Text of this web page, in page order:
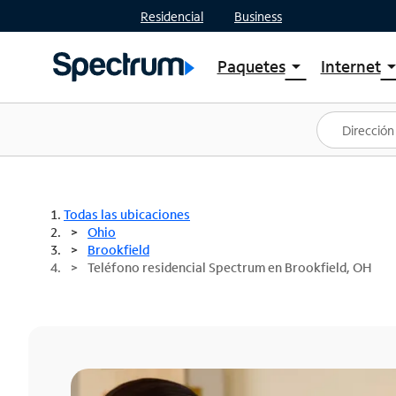
Residencial Business
Paquetesarrow_drop_down
Ver paquetes
Spectrum One
Mejores ofertas
Internetarrow_drop_down
Planes
Todas las ubicaciones
Ohio
Brookfield
Teléfono residencial Spectrum en Brookfield, OH